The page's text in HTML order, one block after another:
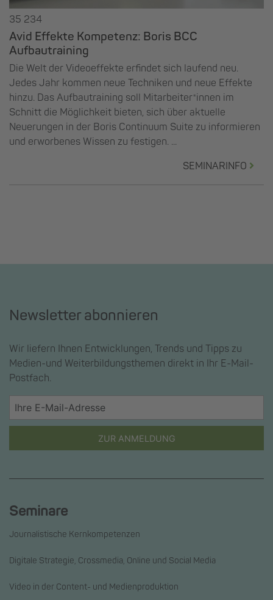
35 234
Avid Effekte Kompetenz: Boris BCC
Aufbautraining
Die Welt der Videoeffekte erfindet sich laufend neu.
Jedes Jahr kommen neue Techniken und neue Effekte
hinzu. Das Aufbautraining soll Mitarbeiter*innen im
Schnitt die Möglichkeit bieten, sich über aktuelle
Neuerungen in der Boris Continuum Suite zu informieren
und erworbenes Wissen zu festigen. ...
SEMINARINFO
Newsletter abonnieren
Wir liefern Ihnen Entwicklungen, Trends und Tipps zu
Medien-und Weiterbildungsthemen direkt in Ihr E-Mail-
Postfach.
ZUR ANMELDUNG
Seminare
Journalistische Kernkompetenzen
Digitale Strategie, Crossmedia, Online und Social Media
Video in der Content- und Medienproduktion